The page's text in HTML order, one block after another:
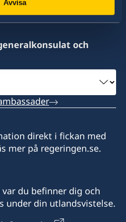
Avvisa
och
direkt i fickan med
mer på regeringen.se.
du befinner dig och
under din utlandsvistelse.